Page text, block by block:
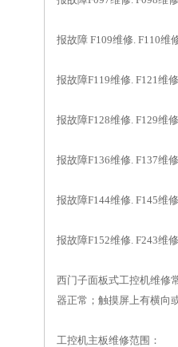
报故障 F109维修. F110维
报故障F119维修. F121维
报故障F128维修. F129维
报故障F136维修. F137维
报故障F144维修. F145维
报故障F152维修. F243维
西门子面板式工控机维修
器正常；触摸屏上有横向
工控机主板维修范围：